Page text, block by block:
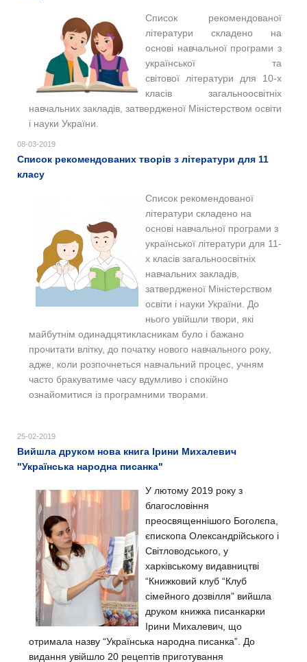
Список рекомендованої
літератури складено на
основі навчальної програми з
української та
світової літератури для 10-х
класів загальноосвітніх
навчальних закладів, затвердженої Міністерством освіти
і науки України.
08-03-2019
Список рекомендованих творів з літератури для 11
класу
Список рекомендованої
літератури складено на
основі навчальної програми з
української літератури для 11-
х класів загальноосвітніх
навчальних закладів,
затвердженої Міністерством
освіти і науки України. До
нього увійшли твори, які
майбутнім одинадцятикласникам було і бажано
прочитати влітку, до початку нового навчального року,
адже, коли розпочнеться навчальний процес, учням
часто бракуватиме часу вдумливо і спокійно
ознайомитися із програмними творами.
25-02-2019
Вийшла друком нова книга Ірини Михалевич
"Українська народна писанка"
У лютому 2019 року з
благословіння
преосвященнішого Боголєпа,
єпископа Олександрійського і
Світловодського, у
харківському видавництві
“Книжковий клуб “Клуб
сімейного дозвілля” вийшла
друком книжка писанкарки
Ірини Михалевич, що
отримала назву “Українська народна писанка”. До
видання увійшло 20 рецептів приготування